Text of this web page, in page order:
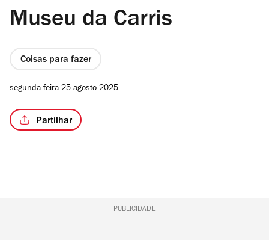
Museu da Carris
Coisas para fazer
segunda-feira 25 agosto 2025
Partilhar
PUBLICIDADE